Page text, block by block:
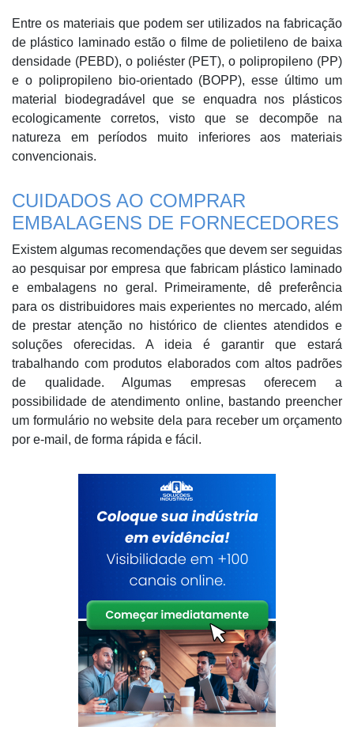
Entre os materiais que podem ser utilizados na fabricação
de plástico laminado estão o filme de polietileno de baixa
densidade (PEBD), o poliéster (PET), o polipropileno (PP)
e o polipropileno bio-orientado (BOPP), esse último um
material biodegradável que se enquadra nos plásticos
ecologicamente corretos, visto que se decompõe na
natureza em períodos muito inferiores aos materiais
convencionais.
CUIDADOS AO COMPRAR
EMBALAGENS DE FORNECEDORES
Existem algumas recomendações que devem ser seguidas
ao pesquisar por empresa que fabricam plástico laminado
e embalagens no geral. Primeiramente, dê preferência
para os distribuidores mais experientes no mercado, além
de prestar atenção no histórico de clientes atendidos e
soluções oferecidas. A ideia é garantir que estará
trabalhando com produtos elaborados com altos padrões
de qualidade. Algumas empresas oferecem a
possibilidade de atendimento online, bastando preencher
um formulário no website dela para receber um orçamento
por e-mail, de forma rápida e fácil.